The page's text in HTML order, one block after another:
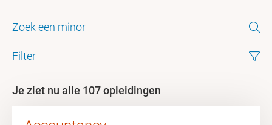
Filter
Je ziet nu alle 107 opleidingen